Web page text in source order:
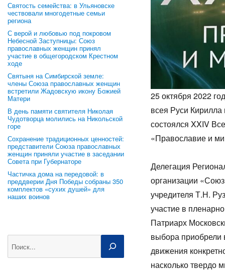
Святость семейства: в Ульяновске
чествовали многодетные семьи
региона
С верой и любовью под покровом
Небесной Заступницы: Союз
православных женщин принял
участие в общегородском Крестном
ходе
Святыня на Симбирской земле:
члены Союза православных женщин
встретили Жадовскую икону Божией
Матери
В день памяти святителя Николая
Чудотворца молились на Никольской
горе
Сохранение традиционных ценностей:
представители Союза православных
женщин приняли участие в заседании
Совета при Губернаторе
Частичка дома на передовой: в
преддверии Дня Победы собраны 350
комплектов «сухих душей» для
наших воинов
25 октября 2022
всея Руси
состоялся XXIV
«Православие и
Делегация
организации
учредителя Т.Н.
участие в
Патриарх
выбора приобрели
движения
насколько твердо